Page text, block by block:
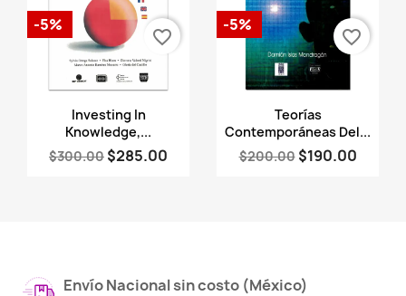
Vista rápida
Investing In
Knowledge,...
$300.00 $285.00
-5%
favorite_border
Vista rápida
Teorías
Contemporáneas Del...
$200.00 $190.00
-5%
favorite_border
Envío Nacional sin costo (México)